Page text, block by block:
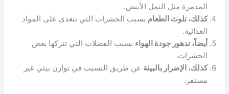
المدمرة مثل النمل الأبيض.
كذلك، تلوث الطعام بسبب الحشرات التي تتغذى على المواد
الغذائية.
أيضاً، تدهور جودة الهواء بسبب الفضلات التي تتركها بعض
الحشرات.
كذلك، الإضرار بالبيئة عن طريق التسبب في توازن بيئي غير
مستقر.